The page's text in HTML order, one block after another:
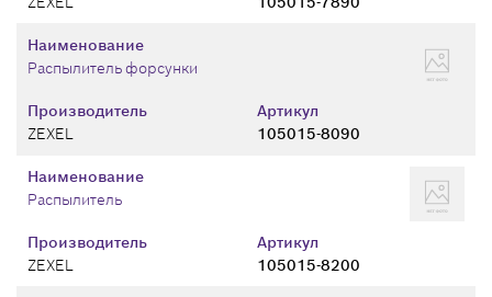
Производитель
ZEXEL
Артикул
105015-8090
Наименование
Распылитель форсунки
Производитель
ZEXEL
Артикул
105015-8200
Наименование
Распылитель